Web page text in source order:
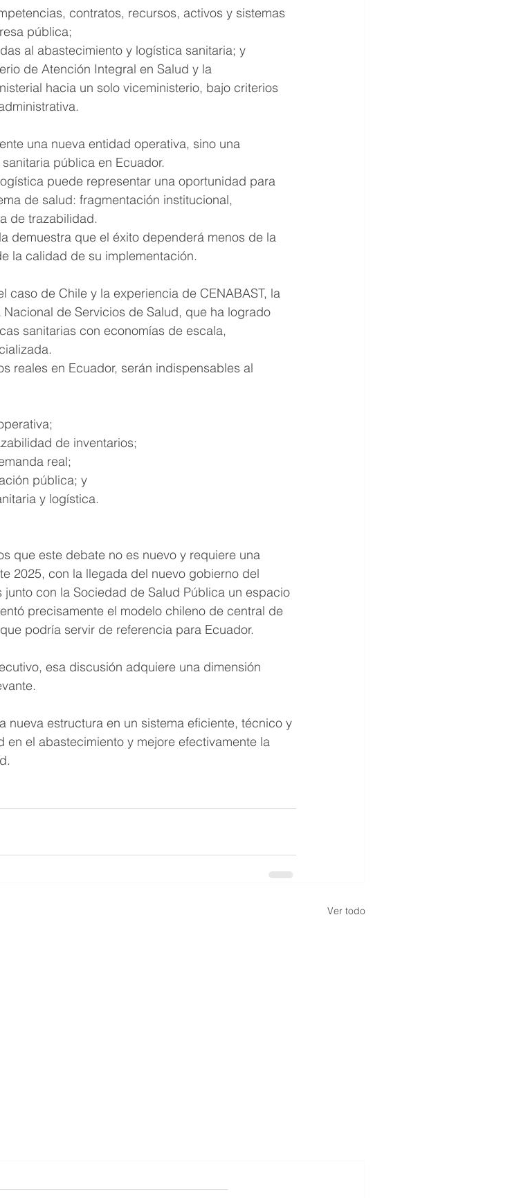
contratos, recursos, activos y sistemas
pública;
al abastecimiento y logística sanitaria; y
de Atención Integral en Salud y la
hacia un solo viceministerio, bajo criterios
una nueva entidad operativa, sino una
pública en Ecuador.
puede representar una oportunidad para
de salud: fragmentación institucional,
de trazabilidad.
demuestra que el éxito dependerá menos de la
la calidad de su implementación.
caso de Chile y la experiencia de CENABAST, la
de Servicios de Salud, que ha logrado
sanitarias con economías de escala,
reales en Ecuador, serán indispensables al
de inventarios;
real;
pública; y
y logística.
que este debate no es nuevo y requiere una
2025, con la llegada del nuevo gobierno del
con la Sociedad de Salud Pública un espacio
precisamente el modelo chileno de central de
podría servir de referencia para Ecuador.
esa discusión adquiere una dimensión
nueva estructura en un sistema eficiente, técnico y
el abastecimiento y mejore efectivamente la
Ver todo